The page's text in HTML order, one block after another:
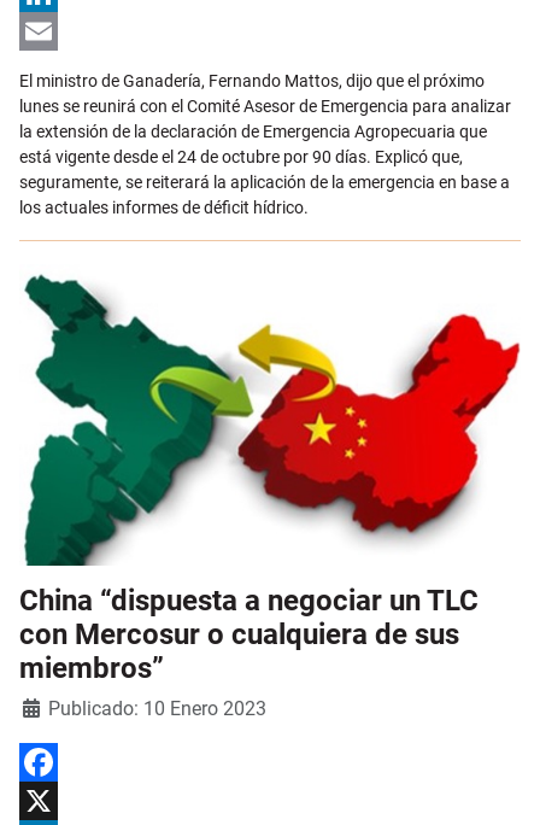
LinkedIn
Email
El ministro de Ganadería, Fernando Mattos, dijo que el próximo
lunes se reunirá con el Comité Asesor de Emergencia para analizar
la extensión de la declaración de Emergencia Agropecuaria que
está vigente desde el 24 de octubre por 90 días. Explicó que,
seguramente, se reiterará la aplicación de la emergencia en base a
los actuales informes de déficit hídrico.
China “dispuesta a negociar un TLC
con Mercosur o cualquiera de sus
miembros”
Detalles
Publicado: 10 Enero 2023
Facebook